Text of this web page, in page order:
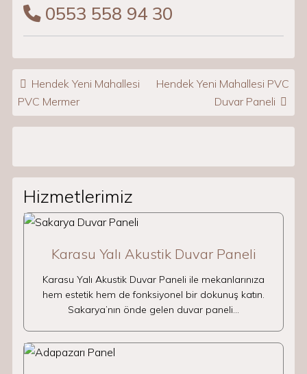
0553 558 94 30
Post navigation
Hendek Yeni Mahallesi
PVC Mermer
Hendek Yeni Mahallesi PVC
Duvar Paneli
Hizmetlerimiz
Karasu Yalı Akustik Duvar Paneli
Karasu Yalı Akustik Duvar Paneli ile mekanlarınıza
hem estetik hem de fonksiyonel bir dokunuş katın.
Sakarya’nın önde gelen duvar paneli…